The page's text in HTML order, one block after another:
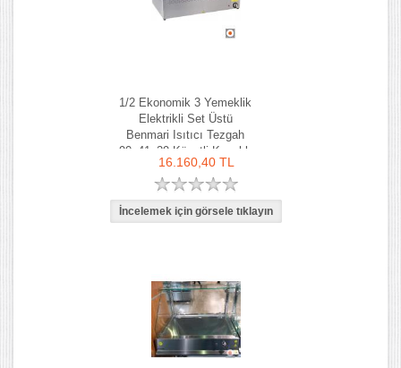
1/2 Ekonomik 3 Yemeklik
Elektrikli Set Üstü
Benmari Isıtıcı Tezgah
90x41x29 Küvetli Kapaklı
16.160,40 TL